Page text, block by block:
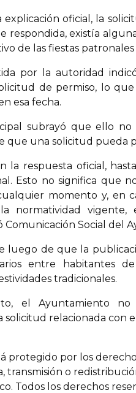
oficial, la
respondida, existía
de las fiestas patronales
por la autoridad
de permiso, lo
esa fecha.
subrayó que ello
que una solicitud pueda
la respuesta oficial,
Esto no significa que
momento y, en
normatividad
Comunicación Social del
luego de que la
entre habitantes
tradicionales.
el Ayuntamiento
relacionada con
protegido por los
transmisión o
Todos los derechos